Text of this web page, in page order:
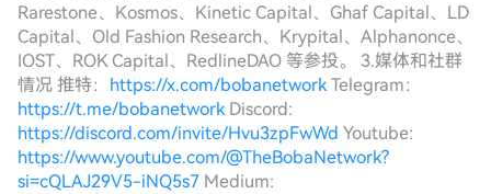
Rarestone、Kosmos、Kinetic Capital、Ghaf Capital、LD
Capital、Old Fashion Research、Krypital、Alphanonce、
IOST、ROK Capital、RedlineDAO 等参投。 3.媒体和社群
情况 推特： https://x.com/bobanetworkTelegram：
https://t.me/bobanetworkDiscord:
https://discord.com/invite/Hvu3zpFwWd Youtube:
https://www.youtube.com/@TheBobaNetwork?
si=cQLAJ29V5-iNQ5s7 Medium: